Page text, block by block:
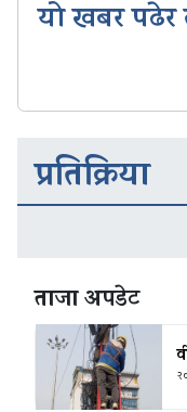
यो खबर
प्रतिक्रिया
ताजा अपडेट